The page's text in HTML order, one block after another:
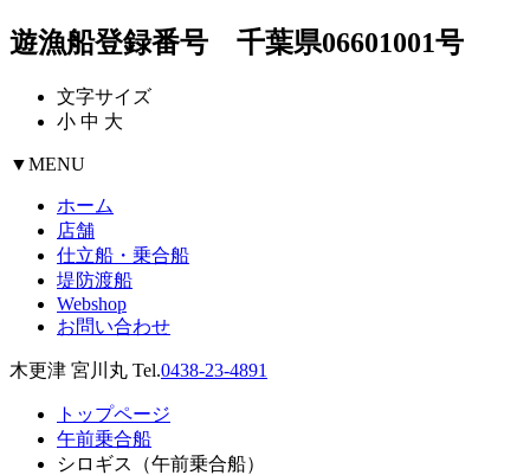
遊漁船登録番号 千葉県06601001号
文字サイズ
小 中 大
▼MENU
ホーム
店舗
仕立船・乗合船
堤防渡船
Webshop
お問い合わせ
木更津 宮川丸 Tel.0438-23-4891
トップページ
午前乗合船
シロギス（午前乗合船）